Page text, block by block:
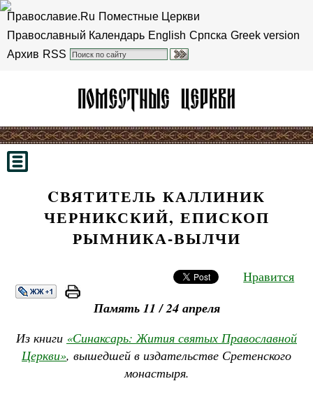
Православие.Ru Поместные Церкви
Православный Календарь English Српска Greek version
Архив RSS
CВЯТИТЕЛЬ КАЛЛИНИК
ЧЕРНИКСКИЙ, ЕПИСКОП
РЫМНИКА-ВЫЛЧИ
Нравится
Память 11 / 24 апреля
Из книги «Синаксарь: Жития святых Православной
Церкви», вышедшей в издательстве Сретенского
монастыря.